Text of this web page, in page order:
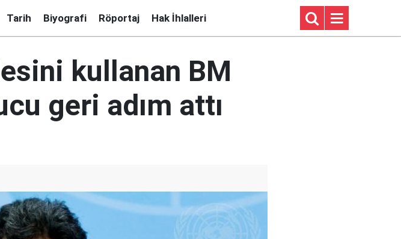
Tarih Biyografi Röportaj Hak İhlalleri
kullanan BM
geri adım attı